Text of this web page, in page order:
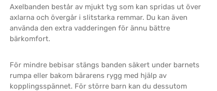
Axelbanden består av mjukt tyg som kan spridas ut över
axlarna och övergår i slitstarka remmar. Du kan även
använda den extra vadderingen för ännu bättre
bärkomfort.
För mindre bebisar stängs banden säkert under barnets
rumpa eller bakom bärarens rygg med hjälp av
kopplingsspännet. För större barn kan du dessutom